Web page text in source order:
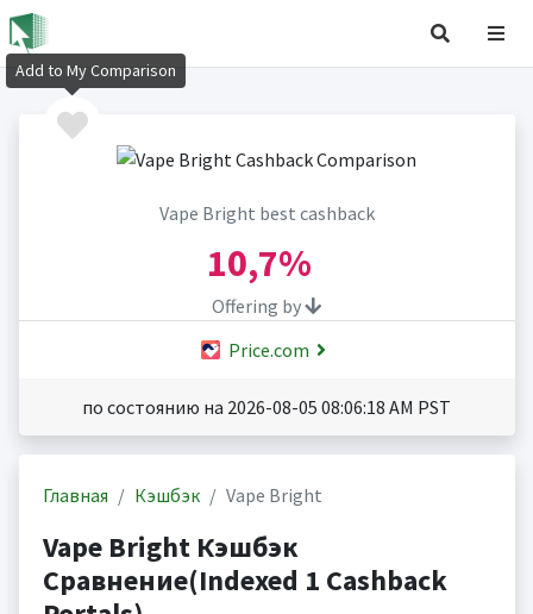
Vape Bright best cashback
10,7%
Offering by
Price.com
по состоянию на 2026-08-05 08:06:18 AM PST
Главная Кэшбэк Vape Bright
Vape Bright Кэшбэк
Сравнение(Indexed 1 Cashback
Add to My Comparison